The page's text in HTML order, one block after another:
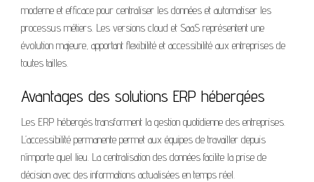
moderne et efficace pour centraliser les données et automatiser les
processus métiers. Les versions cloud et SaaS représentent une
évolution majeure, apportant flexibilité et accessibilité aux entreprises de
toutes tailles.
Avantages des solutions ERP hébergées
Les ERP hébergés transforment la gestion quotidienne des entreprises.
L’accessibilité permanente permet aux équipes de travailler depuis
n’importe quel lieu. La centralisation des données facilite la prise de
décision avec des informations actualisées en temps réel.